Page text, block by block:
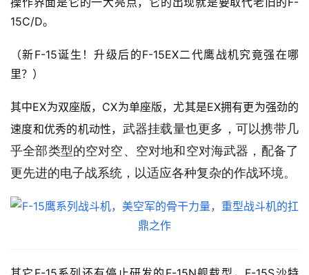
15C/D。
（新F-15诞生！升级后的F-15EX二代鹰战机究竟强在哪
里？）
其中EX为双座版，CX为单座版，尤其是EX拥有更为强劲的
速度和优秀的机动性， 武器挂载量也更多，可以携带几
乎全部类型的空对空、空对地和空对海武器，配备了
更先进的电子战系统，以适应各种复杂的作战环境。